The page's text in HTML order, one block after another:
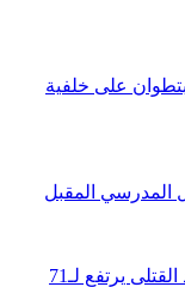
على خلفية
المدرسي المقبل